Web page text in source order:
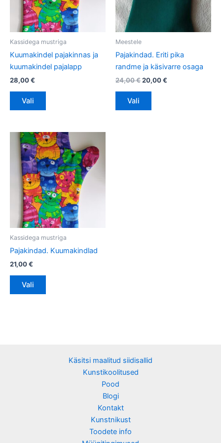
Kassidega mustriga
Kuumakindel pajakinnas ja
kuumakindel pajalapp
28,00€
Vali
saab
teha
Meestele
Pajakindad. Eriti pika
randme ja käsivarre osaga
24,00€20,00€
Vali
Kassidega mustriga
Pajakindad. Kuumakindlad
21,00€
Vali
Sellel
tootel
on
mitu
varianti.
Valikuid
saab
teha
Käsitsi maalitud siidisallid
Kunstikoolitused
Pood
Blogi
Kontakt
Kunstnikust
Toodete info